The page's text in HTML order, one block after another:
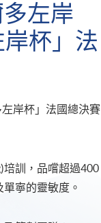
左岸
杯」法
岸杯」法國總決賽
培訓，品嚐超過400
寧的靈敏度。